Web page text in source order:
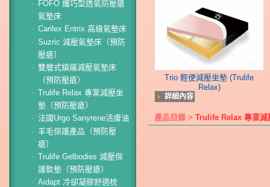
-
FOFO 纖巧型透氣防壓瘡
氣墊床
- Carilex Entrix 高級氣墊床
-
Suzric 減壓氣墊床（預防
壓瘡）
-
雙層式鎮痛減壓氣墊床
（預防壓瘡）
-
Trulife Relax 專業減壓坐
墊（預防壓瘡）
- 法國Urgo Sanyrene活膚油
-
羊毛保護產品（預防壓
瘡）
-
Trulife Gelbodies 減壓保
護軟墊（預防壓瘡）
- Aidapt 冷卻凝膠舒適枕
Trio 輕便減壓坐墊 (Trulife
Relax)
詳細內容
產品目錄 > Trulife Relax 專業減